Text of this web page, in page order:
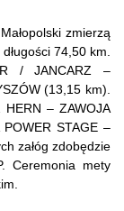
zmierzą
74,50 km.
/ JANCARZ –
(13,15 km).
– ZAWOJA
STAGE –
załóg zdobędzie
Ceremonia mety